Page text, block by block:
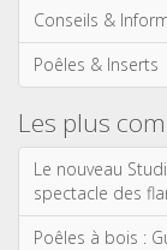
Conseils &
Poêles & Inserts
Les plus
Le nouveau
spectacle des
Poêles à bois :